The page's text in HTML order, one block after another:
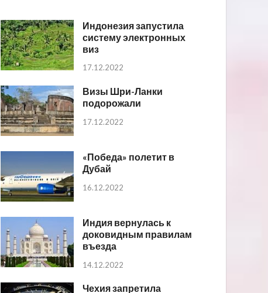
Индонезия запустила
систему электронных
виз
17.12.2022
Визы Шри-Ланки
подорожали
17.12.2022
«Победа» полетит в
Дубай
16.12.2022
Индия вернулась к
доковидным правилам
въезда
14.12.2022
Чехия запретила